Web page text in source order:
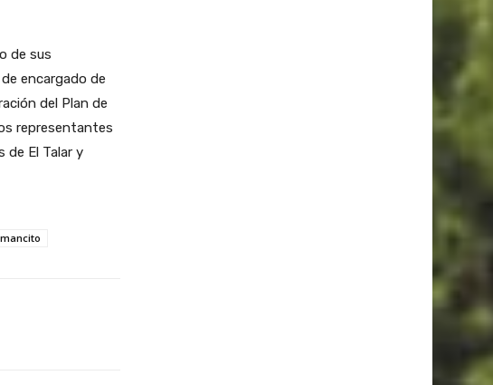
de sus
encargado de
del Plan de
representantes
de El Talar y